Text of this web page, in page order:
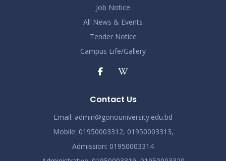
Job Notice
All News & Events
Tender Notice
Campus Life/Gallery
Contact Us
Email: admin@gonouniversity.edu.bd
Mobile: 01950003312, 01950003313,
Admission: 01950003314